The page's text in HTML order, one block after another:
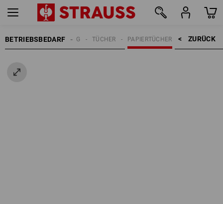
BETRIEBSBEDARF ZURÜCK    >
PAPIERTÜCHER
TÜCHER
REINIGUNG